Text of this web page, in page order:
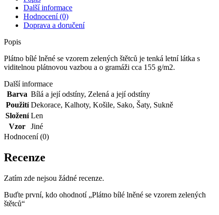
množství
Další informace
Hodnocení (0)
Doprava a doručení
Popis
Plátno bílé lněné se vzorem zelených štětců je tenká letní látka s
viditelnou plátnovou vazbou a o gramáži cca 155 g/m2.
Další informace
Barva Bílá a její odstíny, Zelená a její odstíny
Použití Dekorace, Kalhoty, Košile, Sako, Šaty, Sukně
Složení Len
Vzor
Jiné
Hodnocení (0)
Recenze
Zatím zde nejsou žádné recenze.
Buďte první, kdo ohodnotí „Plátno bílé lněné se vzorem zelených
štětců“